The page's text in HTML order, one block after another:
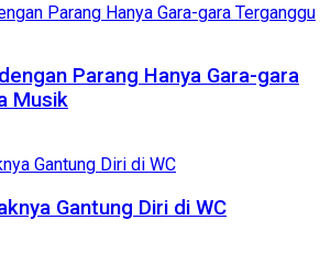
Parang Hanya Gara-gara
Musik
Gantung Diri di WC